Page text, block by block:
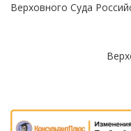
Верховного Суда